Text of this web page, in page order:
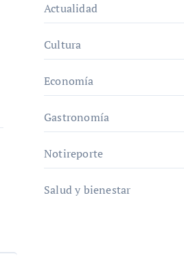
Actualidad
Cultura
Economía
Gastronomía
Notireporte
Salud y bienestar